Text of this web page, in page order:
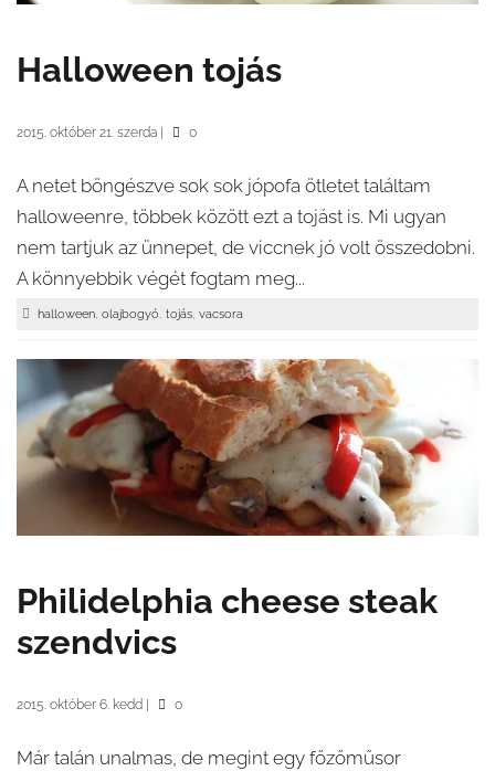
Halloween tojás
2015. október 21. szerda 0
A netet böngészve sok sok jópofa ötletet találtam
halloweenre, többek között ezt a tojást is. Mi ugyan
nem tartjuk az ünnepet, de viccnek jó volt összedobni.
A könnyebbik végét fogtam meg...
halloween, olajbogyó, tojás, vacsora
Philidelphia cheese steak
szendvics
2015. október 6. kedd 0
Már talán unalmas, de megint egy főzőműsor